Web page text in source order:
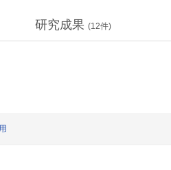
研究成果 (12件)